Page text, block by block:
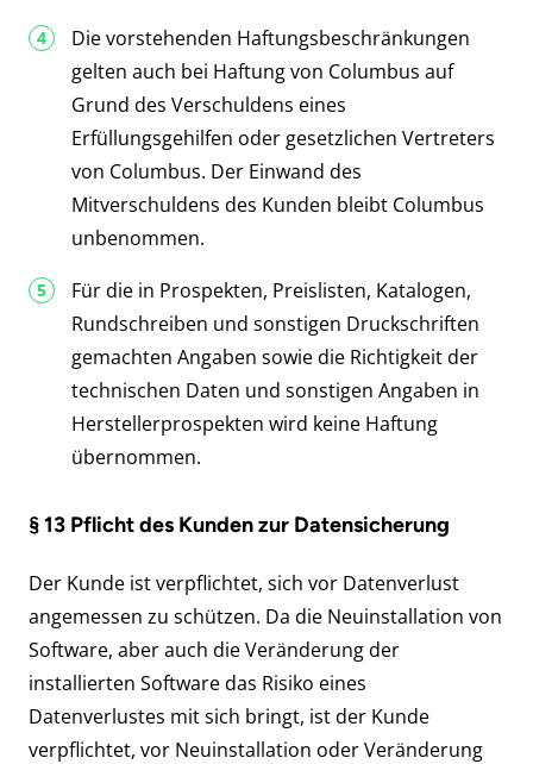
Die vorstehenden Haftungsbeschränkungen
gelten auch bei Haftung von Columbus auf
Grund des Verschuldens eines
Erfüllungsgehilfen oder gesetzlichen Vertreters
von Columbus. Der Einwand des
Mitverschuldens des Kunden bleibt Columbus
unbenommen.
Für die in Prospekten, Preislisten, Katalogen,
Rundschreiben und sonstigen Druckschriften
gemachten Angaben sowie die Richtigkeit der
technischen Daten und sonstigen Angaben in
Herstellerprospekten wird keine Haftung
übernommen.
§ 13 Pflicht des Kunden zur Datensicherung
Der Kunde ist verpflichtet, sich vor Datenverlust
angemessen zu schützen. Da die Neuinstallation von
Software, aber auch die Veränderung der
installierten Software das Risiko eines
Datenverlustes mit sich bringt, ist der Kunde
verpflichtet, vor Neuinstallation oder Veränderung